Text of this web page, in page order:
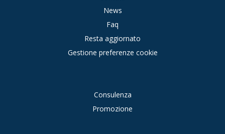
News
Faq
Resta aggiornato
Gestione preferenze cookie
Consulenza
Promozione